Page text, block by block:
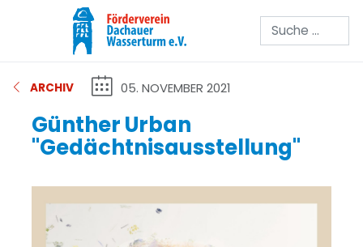
Suchen
ARCHIV 05. NOVEMBER 2021
Günther Urban
"Gedächtnisausstellung"